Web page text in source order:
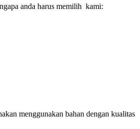
anda harus memilih kami:
menggunakan bahan dengan kualitas